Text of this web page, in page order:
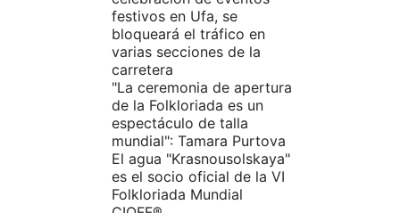
festivos en Ufa, se
bloqueará el tráfico en
varias secciones de la
carretera
"La ceremonia de apertura
de la Folkloriada es un
espectáculo de talla
mundial": Tamara Purtova
El agua "Krasnousolskaya"
es el socio oficial de la VI
Folkloriada Mundial